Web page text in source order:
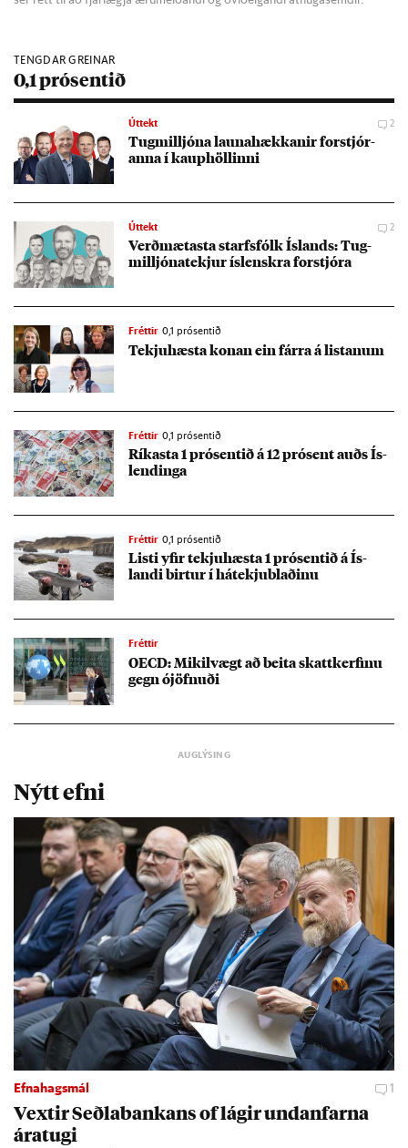
TENGDAR GREINAR
0,1 prósentið
Úttekt 2
Tug­millj­óna launa­hækk­an­ir for­stjór­
anna í kaup­höll­inni
Úttekt 2
Verð­mæt­asta starfs­fólk Ís­lands: Tug­
millj­óna­tekj­ur ís­lenskra for­stjóra
Fréttir 0,1 prósentið
Tekju­hæsta kon­an ein fárra á list­an­um
Fréttir 0,1 prósentið
Rík­asta 1 pró­sent­ið á 12 pró­sent auðs Ís­
lend­inga
Fréttir 0,1 prósentið
Listi yf­ir tekju­hæsta 1 pró­sent­ið á Ís­
landi birt­ur í há­tekju­blað­inu
Fréttir
OECD: Mik­il­vægt að beita skatt­kerf­inu
gegn ójöfn­uði
Nýtt efni
Efnahagsmál 1
Vext­ir Seðla­bank­ans of lág­ir und­an­farna
ára­tugi